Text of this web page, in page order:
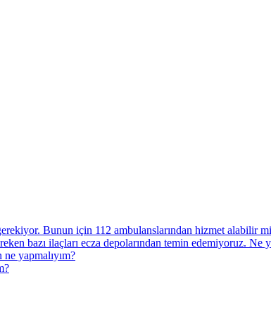
Bunun için 112 ambulanslarından hizmet alabilir
bazı ilaçları ecza depolarından temin edemiyoruz. Ne
yapmalıyım?